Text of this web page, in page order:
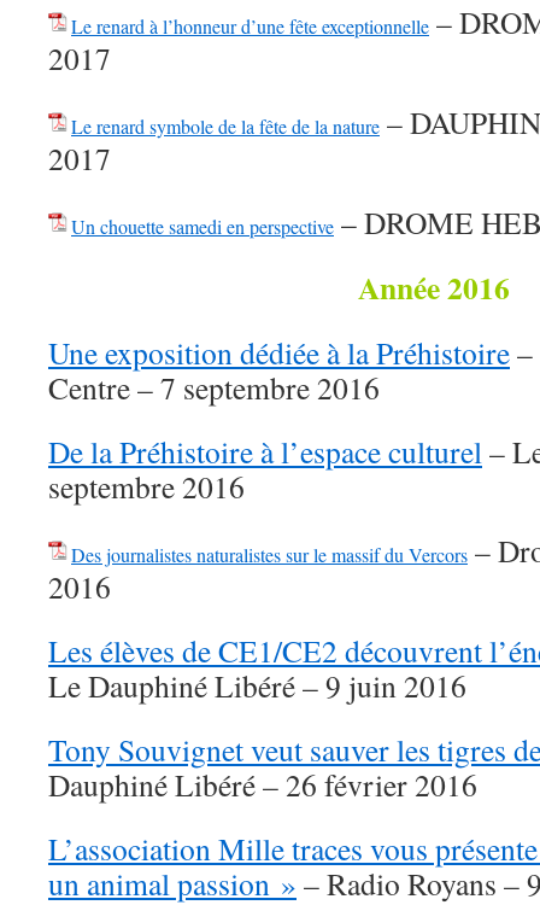
Le renard à l’honneur d’une fête exceptionnelle –
2017
Le renard symbole de la fête de la nature –
2017
Un chouette samedi en perspective – DROME
Année 2016
Une exposition dédiée à la Préhistoire
Centre – 7 septembre 2016
De la Préhistoire à l’espace culturel–
septembre 2016
Des journalistes naturalistes sur le massif du Vercors –
2016
Les élèves de CE1/CE2 découvrent
Le Dauphiné Libéré – 9 juin 2016
Tony Souvignet veut sauver les tigres
Dauphiné Libéré – 26 février 2016
L’association Mille traces vous
un animal passion » – Radio Royans –